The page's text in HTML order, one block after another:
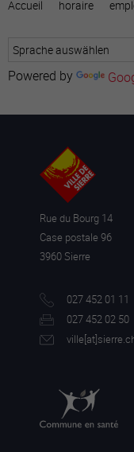
Accueil horaire
Powered by
Rue du Bourg 14
Case postale 96
3960 Sierre
027 452 01 11
027 452 02 50
ville[a